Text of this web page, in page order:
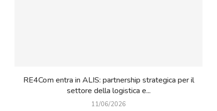
RE4Com entra in ALIS: partnership strategica per il
settore della logistica e...
11/06/2026